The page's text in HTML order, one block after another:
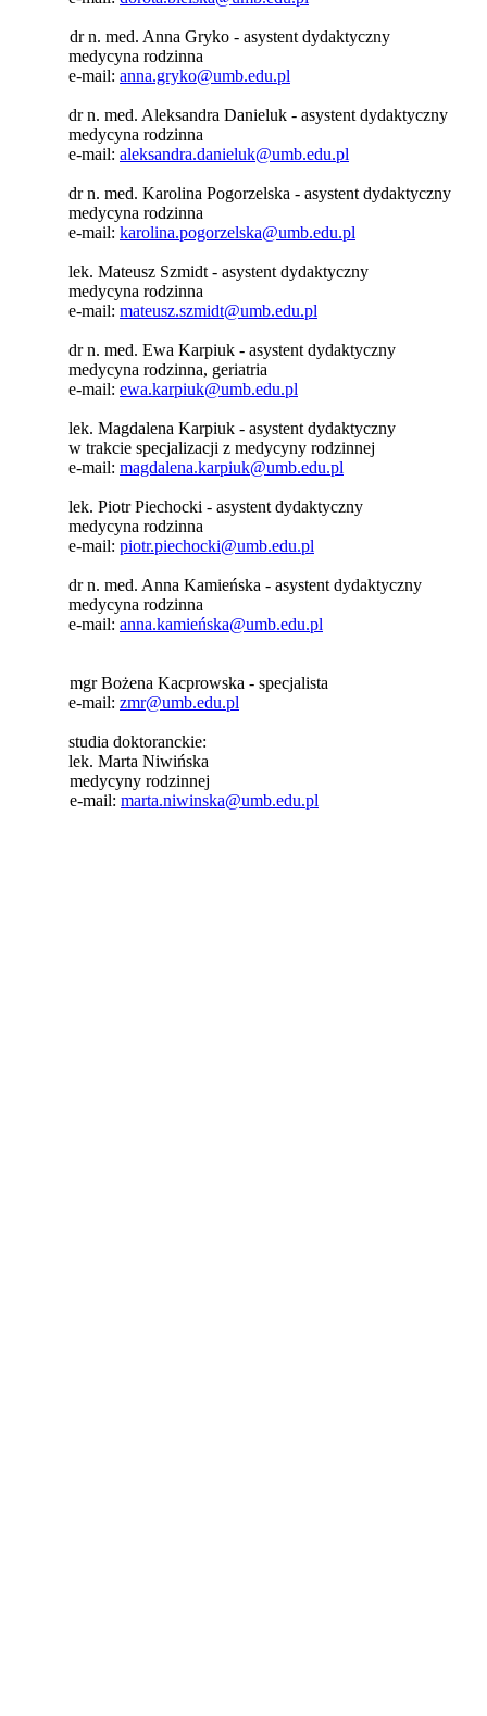
dr n. med. Anna Gryko - asystent dydaktyczny
medycyna rodzinna
e-mail: anna.gryko@umb.edu.pl
dr n. med. Aleksandra Danieluk - asystent dydaktyczny
medycyna rodzinna
e-mail: aleksandra.danieluk@umb.edu.pl
dr n. med. Karolina Pogorzelska - asystent dydaktyczny
medycyna rodzinna
e-mail: karolina.pogorzelska@umb.edu.pl
lek. Mateusz Szmidt - asystent dydaktyczny
medycyna rodzinna
e-mail: mateusz.szmidt@umb.edu.pl
dr n. med. Ewa Karpiuk - asystent dydaktyczny
medycyna rodzinna, geriatria
e-mail: ewa.karpiuk@umb.edu.pl
lek. Magdalena Karpiuk - asystent dydaktyczny
w trakcie specjalizacji z medycyny rodzinnej
e-mail: magdalena.karpiuk@umb.edu.pl
lek. Piotr Piechocki - asystent dydaktyczny
medycyna rodzinna
e-mail: piotr.piechocki@umb.edu.pl
dr n. med. Anna Kamieńska - asystent dydaktyczny
medycyna rodzinna
e-mail: anna.kamieńska@umb.edu.pl
mgr Bożena Kacprowska - specjalista
e-mail: zmr@umb.edu.pl
studia doktoranckie:
lek. Marta Niwińska
medycyny rodzinnej
e-mail: marta.niwinska@umb.edu.pl